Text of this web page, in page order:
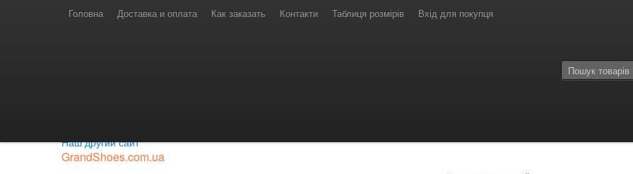
Головна Доставка и оплата Как заказать Контакти Таблиця розмірів Вхід для покупця
Лайф: (063) 527-76-88 МТС: (050) 967-41-33
Наш другий сайт
GrandShoes.com.ua